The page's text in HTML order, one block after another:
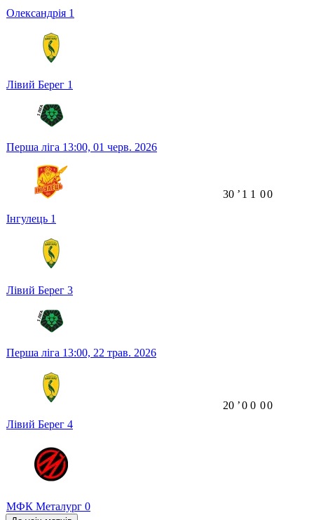
Олександрія 1
Лівий Берег 1
Перша ліга 13:00, 01 черв. 2026
Інгулець 1
Лівий Берег 3
30 ʼ 1 1 00
Перша ліга 13:00, 22 трав. 2026
Лівий Берег 4
МФК Металург 0
20 ʼ0 0 00